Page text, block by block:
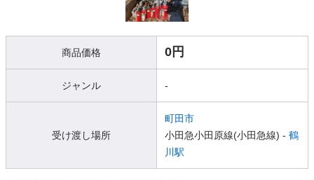
商品価格 0円
ジャンル -
受け渡し場所
町田市
小田急小田原線(小田急線) - 鶴
川駅